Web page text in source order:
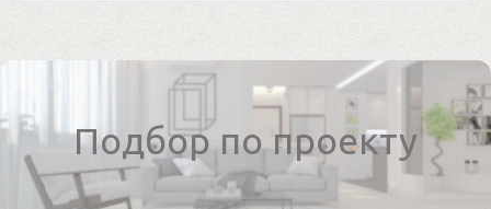
Подбор по проекту